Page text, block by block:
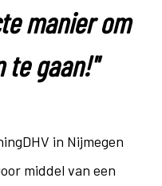
manier om
te gaan!"
in Nijmegen
middel van een